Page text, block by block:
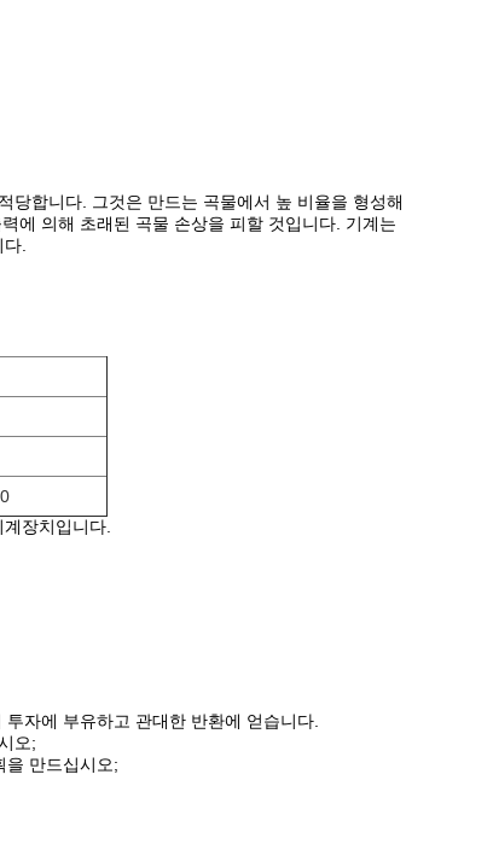
당합니다. 그것은 만드는 곡물에서 높 비율을 형성해
에 의해 초래된 곡물 손상을 피할 것입니다. 기계는
.
장치입니다.
자에 부유하고 관대한 반환에 얻습니다.
오;
을 만드십시오;